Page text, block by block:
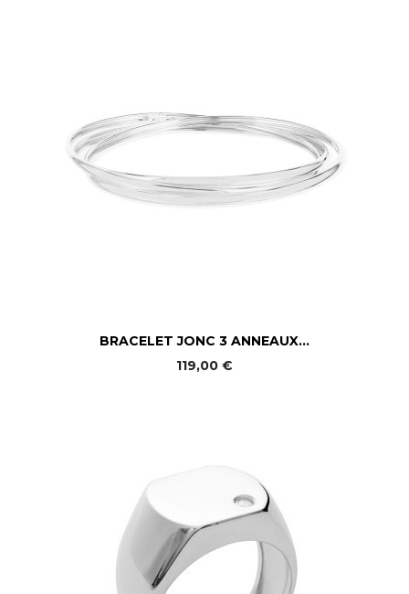
BRACELET JONC 3 ANNEAUX...
119,00 €